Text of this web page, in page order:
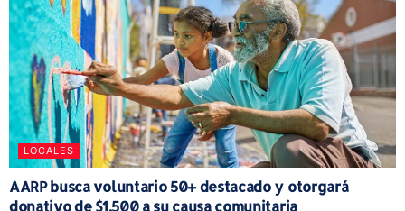
LOCALES
AARP busca voluntario 50+ destacado y otorgará
donativo de $1,500 a su causa comunitaria